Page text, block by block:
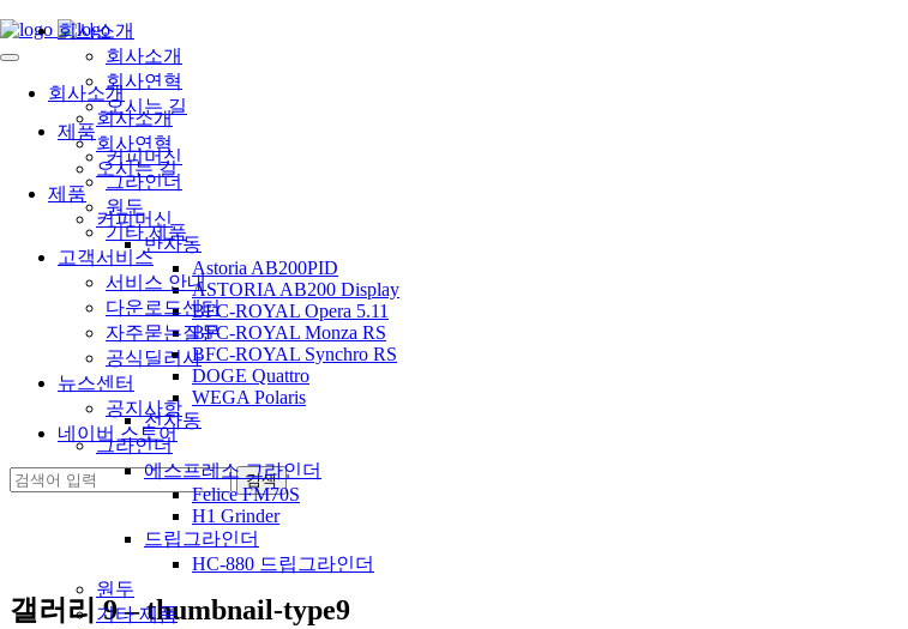
회사소개
회사소개
회사연혁
오시는 길
제품
커피머신
반자동
Astoria AB200PID
ASTORIA AB200 Display
BFC-ROYAL Opera 5.11
BFC-ROYAL Monza RS
BFC-ROYAL Synchro RS
DOGE Quattro
WEGA Polaris
전자동
그라인더
에스프레소 그라인더
Felice FM70S
H1 Grinder
드립그라인더
HC-880 드립그라인더
원두
기타 제품
회사소개
회사소개
회사연혁
오시는 길
제품
커피머신
그라인더
원두
기타 제품
고객서비스
서비스 안내
다운로드센터
자주묻는질문
공식딜러사
뉴스센터
공지사항
네이버 스토어
갤러리 9 – thumbnail-type9